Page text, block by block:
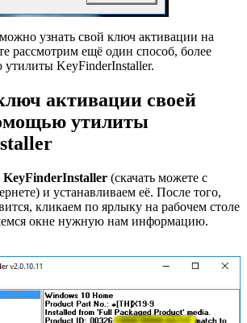
узнать свой ключ активации на
рассмотрим ещё один способ, более
KeyFinderInstaller.
активации своей
утилиты
KeyFinderInstaller (скачать можете с
и устанавливаем её. После того,
кликаем по ярлыку на рабочем столе
окне нужную нам информацию.